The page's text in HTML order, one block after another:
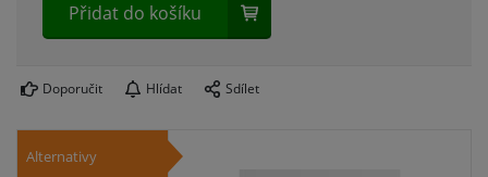
Přidat do košíku
Doporučit Hlídat Sdílet
Alternativy